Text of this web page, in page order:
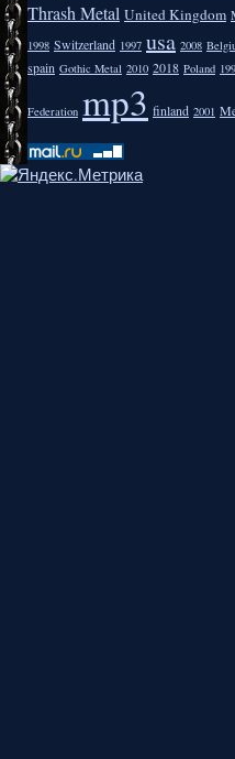
Thrash Metal United Kingdom
1998 Switzerland 1997 usa 2008
spain Gothic Metal 2010 2018 Poland
Federation mp3 finland 2001